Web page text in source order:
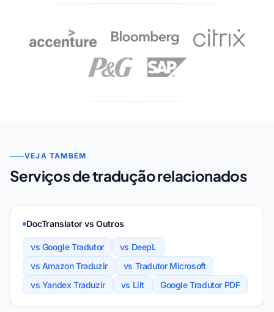
VEJA TAMBÉM
Serviços de tradução relacionados
DocTranslator vs Outros
vs Google Tradutor
vs DeepL
vs Amazon Traduzir
vs Tradutor Microsoft
vs Yandex Traduzir
vs Lilt Google Tradutor PDF